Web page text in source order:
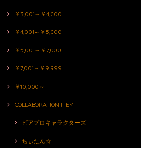
￥3,001～￥4,000
￥4,001～￥5,000
￥5,001～￥7,000
￥7,001～￥9,999
￥10,000～
COLLABORATION ITEM
ピアプロキャラクターズ
ちぃたん☆